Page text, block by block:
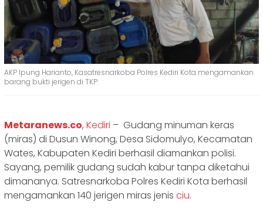
AKP Ipung Harianto, Kasatresnarkoba Polres Kediri Kota mengamankan
barang bukti jerigen di TKP.
Metaranews.co, Kediri – Gudang minuman keras
(miras) di Dusun Winong, Desa Sidomulyo, Kecamatan
Wates, Kabupaten Kediri berhasil diamankan polisi.
Sayang, pemilik gudang sudah kabur tanpa diketahui
dimananya. Satresnarkoba Polres Kediri Kota berhasil
mengamankan 140 jerigen miras jenis ciu.